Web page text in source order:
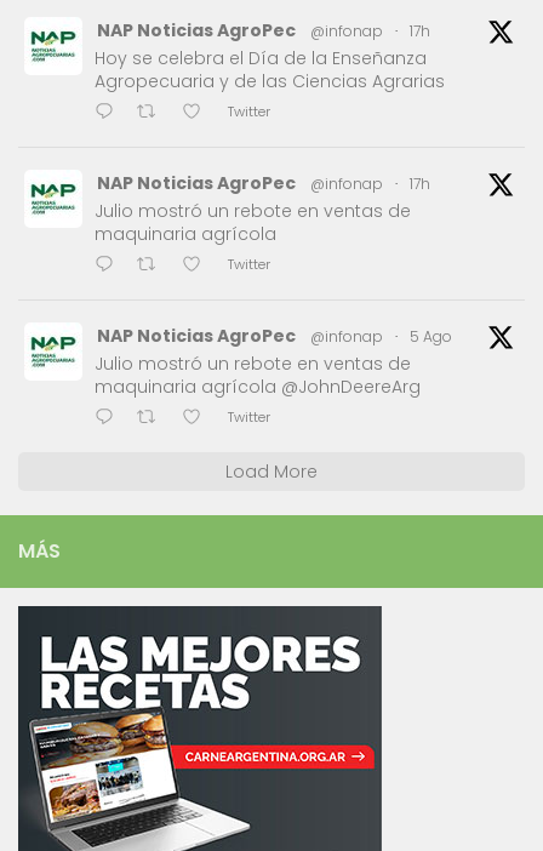
NAP Noticias AgroPec @infonap · 17h
Hoy se celebra el Día de la Enseñanza
Agropecuaria y de las Ciencias Agrarias
Twitter
NAP Noticias AgroPec @infonap · 17h
Julio mostró un rebote en ventas de
maquinaria agrícola
Twitter
NAP Noticias AgroPec @infonap · 5 Ago
Julio mostró un rebote en ventas de
maquinaria agrícola @JohnDeereArg
Twitter
Load More
MÁS